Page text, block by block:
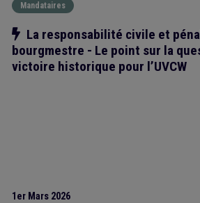
Mandataires
Notre action
La responsabilité civile et
bourgmestre - Le point sur la
victoire historique pour l’UVCW
1er Mars 2026